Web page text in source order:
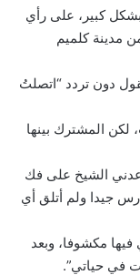
كبير، على رأي
مدينة كلميم
دون تردد “اتصلتُ
المشترك بينها
الشيخ على فك
جيدا ولم أتلق أي
مكشوفا، وبعد
في حياتي”.